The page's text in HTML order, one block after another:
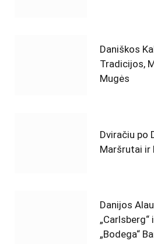
Daniškos
Tradicijos,
Mugės
Dviračiu po
Maršrutai ir
Danijos
„Bodega“